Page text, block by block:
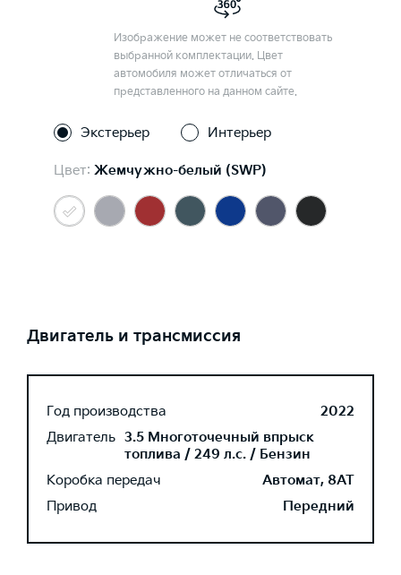
Изображение может не соответствовать
выбранной комплектации. Цвет
автомобиля может отличаться от
представленного на данном сайте.
Экстерьер Интерьер
Цвет: Жемчужно-белый (SWP)
Двигатель и трансмиссия
Год производства
2022
Двигатель 3.5 Многоточечный впрыск
топлива / 249 л.с. / Бензин
Коробка передач
Автомат, 8AT
Привод
Передний